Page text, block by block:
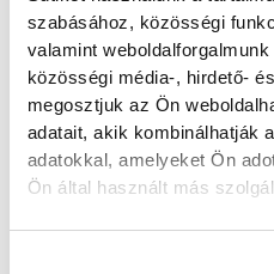
szabásához, közösségi
valamint
közösségi média-, hirdető-
megosztjuk az Ön
adatait, akik kombinálhatják
adatokkal, amelyeket Ön
Ön által használt más
Magdeburg), Luc
Saint-Germain HB),
Aalborg Handbold),
(francia, Barca), Jim
Flensburg-
Kristjánsson (izlandi,
beállók: Luís Frade